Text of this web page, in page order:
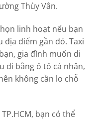
Thùy Vân.
linh hoạt nếu bạn
điểm gần đó. Taxi
gia đình muốn di
đi bằng ô tô cá nhân,
không cần lo chỗ
bạn có thể